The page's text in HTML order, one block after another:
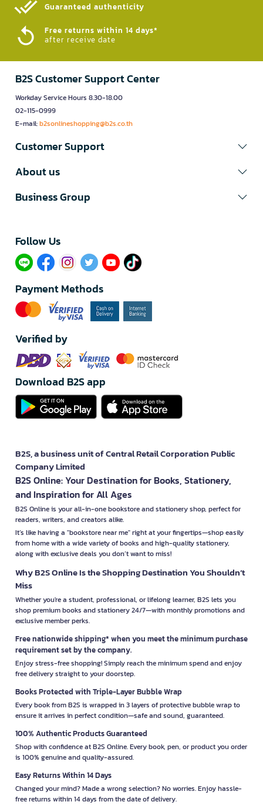
Guaranteed authenticity​
Free returns within 14 days*
after receive date
B2S Customer Support Center
Workday Service Hours 8.30-18.00
02-115-0999
E-mail:b2sonlineshopping@b2s.co.th
Customer Support
About us
Business Group
Follow Us​
Payment Methods
Verified by
Download B2S app
B2S, a business unit of Central Retail Corporation Public
Company Limited
B2S Online: Your Destination for Books, Stationery,
and Inspiration for All Ages
B2S Online is your all-in-one bookstore and stationery shop, perfect for
readers, writers, and creators alike.
It’s like having a "bookstore near me" right at your fingertips—shop easily
from home with a wide variety of books and high-quality stationery,
along with exclusive deals you don’t want to miss!
Why B2S Online Is the Shopping Destination You Shouldn’t
Miss
Whether you're a student, professional, or lifelong learner, B2S lets you
shop premium books and stationery 24/7—with monthly promotions and
exclusive member perks.
Free nationwide shipping* when you meet the minimum purchase
requirement set by the company.
Enjoy stress-free shopping! Simply reach the minimum spend and enjoy
free delivery straight to your doorstep.
Books Protected with Triple-Layer Bubble Wrap
Every book from B2S is wrapped in 3 layers of protective bubble wrap to
ensure it arrives in perfect condition—safe and sound, guaranteed.
100% Authentic Products Guaranteed
Shop with confidence at B2S Online. Every book, pen, or product you order
is 100% genuine and quality-assured.
Easy Returns Within 14 Days
Changed your mind? Made a wrong selection? No worries. Enjoy hassle-
free returns within 14 days from the date of delivery.